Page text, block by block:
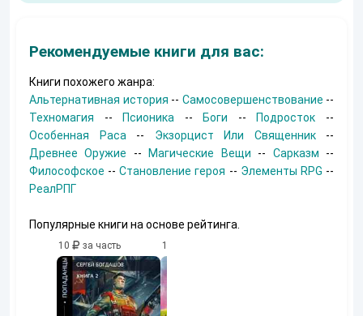
Рекомендуемые книги для вас:
Книги похожего жанра:
Альтернативная история -- Самосовершенствование --
Техномагия -- Псионика -- Боги -- Подросток --
Особенная Раса -- Экзорцист Или Священник--
Древнее Оружие -- Магические Вещи -- Сарказм --
Философское --Становление героя -- Элементы RPG --
РеалРПГ
Популярные книги на основе рейтинга.
10 за часть 10